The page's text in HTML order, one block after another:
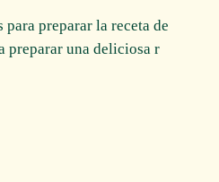
preparar la receta de
preparar una deliciosa r